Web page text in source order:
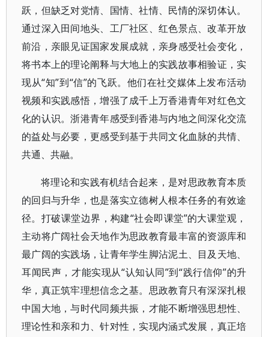
跃，但缺乏对党情、国情、社情、民情的深切体认。
通过深入田间地头、工厂社区、红色景点、改革开放
前沿，亲眼见证国家发展成就，亲身感受社会变化，
将书本上的理论阐释与大地上的实践故事相验证，实
现从“知”到“信”的飞跃。他们在社交媒体上发布活动
视频和实践感悟，增强了成千上万香港青年对红色文
化的认识。浙港青年感受到香港与内地之间深化交流
的益处与必要，更感受到基于共同文化血脉的共情、
共通、共融。
将理论和实践有机结合起来，是对思政教育本质
的回归与升华，也是落实立德树人根本任务的有效途
径。打破课堂边界，构建“社会即课堂”的大课堂观，
主动将广阔社会天地作为思政教育最丰富的资源库和
最广阔的实践场，让青年学生脚沾泥土、目及天地、
耳闻民声，才能实现从“认知认同”到“践行信仰”的升
华，真正筑牢理想信念之基。思政教育只有深深扎根
中国大地，与时代同频共振，才能不断增强思想性、
理论性和亲和力、针对性，实现内涵式发展，真正培